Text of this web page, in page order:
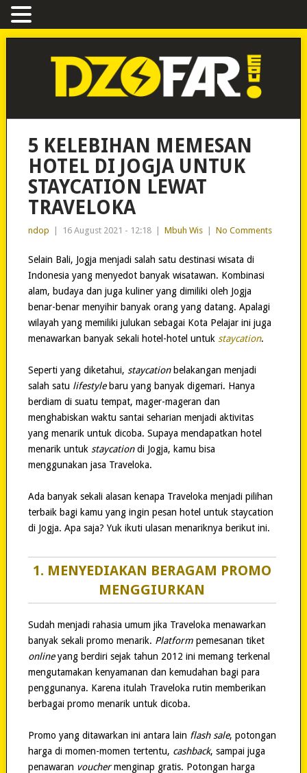
5 KELEBIHAN MEMESAN
HOTEL DI JOGJA UNTUK
STAYCATION LEWAT
TRAVELOKA
ndop 16 August 2021 - 12:18 Mbuh Wis No Comments
Selain Bali, Jogja menjadi salah satu destinasi wisata di
Indonesia yang menyedot banyak wisatawan. Kombinasi
alam, budaya dan juga kuliner yang dimiliki oleh Jogja
benar-benar menyihir banyak orang yang datang. Apalagi
wilayah yang memiliki julukan sebagai Kota Pelajar ini juga
menawarkan banyak sekali hotel-hotel untuk staycation.
Seperti yang diketahui, staycationbelakangan menjadi
salah satu lifestylebaru yang banyak digemari. Hanya
berdiam di suatu tempat, mager-mageran dan
menghabiskan waktu santai seharian menjadi aktivitas
yang menarik untuk dicoba. Supaya mendapatkan hotel
menarik untuk staycationdi Jogja, kamu bisa
menggunakan jasa Traveloka.
Ada banyak sekali alasan kenapa Traveloka menjadi pilihan
terbaik bagi kamu yang ingin pesan hotel untuk staycation
di Jogja. Apa saja? Yuk ikuti ulasan menariknya berikut ini.
1. MENYEDIAKAN BERAGAM PROMO
MENGGIURKAN
Sudah menjadi rahasia umum jika Traveloka menawarkan
banyak sekali promo menarik. Platformpemesanan tiket
onlineyang berdiri sejak tahun 2012 ini memang terkenal
mengutamakan kenyamanan dan kemudahan bagi para
penggunanya. Karena itulah Traveloka rutin memberikan
berbagai promo menarik untuk dicoba.
Promo yang ditawarkan ini antara lain flash sale, potongan
harga di momen-momen tertentu, cashback, sampai juga
penawaran vouchermenginap gratis. Potongan harga